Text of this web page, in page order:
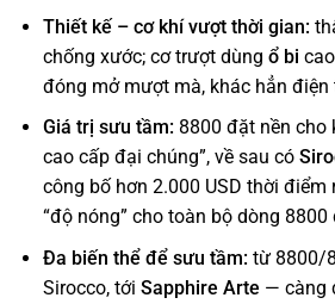
Thiết kế – cơ khí vượt thời gian:
chống xước; cơ trượt dùng ổ bi
đóng mở mượt mà, khác hẳn
Giá trị sưu tầm: 8800 đặt nền cho
cao cấp đại chúng”, về sau có
công bố hơn 2.000 USD thời
“độ nóng” cho toàn bộ dòng
Đa biến thể để sưu tầm: từ 8800/
Sirocco, tới Sapphire Arte — càng